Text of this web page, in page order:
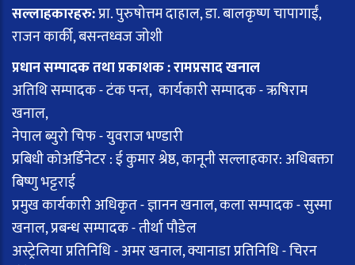
सल्लाहकारहरु:प्रा. पुरुषोत्तम दाहाल, डा. बालकृष्ण चापागाईं,
राजन कार्की, बसन्तध्वज जोशी
प्रधान सम्पादक तथा प्रकाशक : रामप्रसाद खनाल
अतिथि सम्पादक - टंक पन्त, कार्यकारी सम्पादक - ऋषिराम
खनाल,
नेपाल ब्युरो चिफ - युवराज भण्डारी
प्रबिधी कोअर्डिनेटर : ई कुमार श्रेष्ठ, कानूनी सल्लाहकार: अधिबक्ता
बिष्णु भट्टराई
प्रमुख कार्यकारी अधिकृत - ज्ञानन खनाल, कला सम्पादक - सुस्मा
खनाल, प्रबन्ध सम्पादक - तीर्था पौडेल
अस्ट्रेलिया प्रतिनिधि - अमर खनाल, क्यानाडा प्रतिनिधि - चिरन